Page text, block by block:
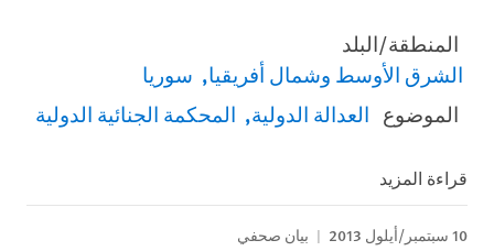
المنطقة/البلد
الشرق الأوسط وشمال أفريقيا سوريا
الموضوع العدالة الدولية المحكمة الجنائية الدولية
قراءة المزيد
10 سبتمبر/أيلول 2013 بيان صحفي